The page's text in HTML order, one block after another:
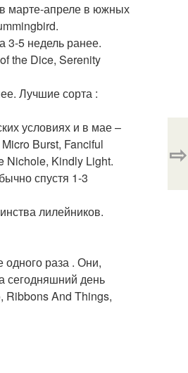
марте-апреле в южных
3-5 недель ранее.
the Dice, Serenity
Лучшие сорта :
условиях и в мае –
Burst, Fanciful
Nichole, Kindly Light.
спустя 1-3
лилейников.
раза . Они,
сегодняшний день
Ribbons And Things,
⇨